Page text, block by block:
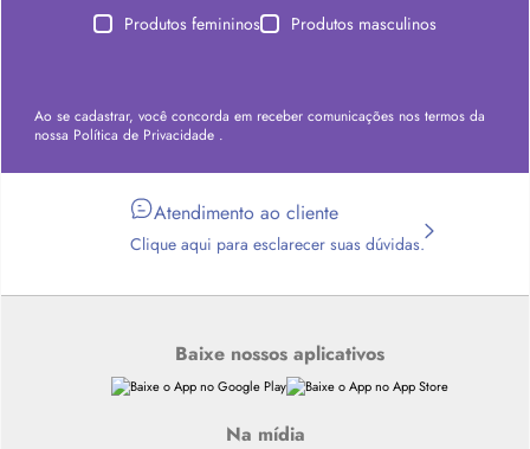
Produtos femininos Produtos masculinos
Ao se cadastrar, você concorda em receber comunicações nos termos da
nossa Política de Privacidade .
Atendimento ao cliente
Clique aqui para esclarecer suas dúvidas.
Baixe nossos aplicativos
Na mídia